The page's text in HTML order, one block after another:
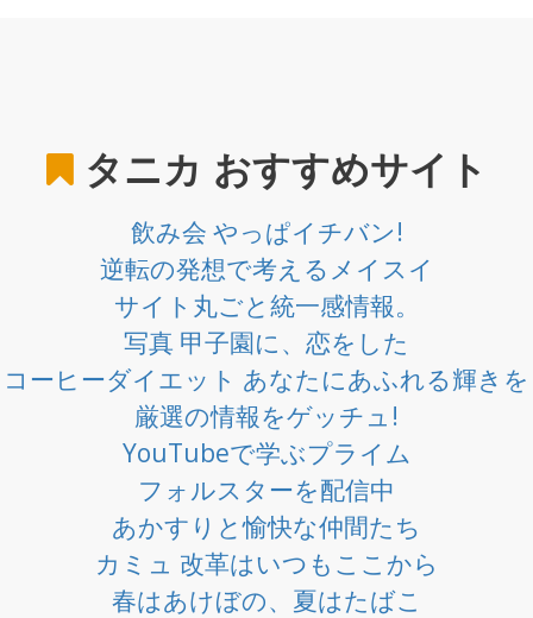
タニカ おすすめサイト
飲み会 やっぱイチバン!
逆転の発想で考えるメイスイ
サイト丸ごと統一感情報。
写真 甲子園に、恋をした
コーヒーダイエット あなたにあふれる輝きを
厳選の情報をゲッチュ!
YouTubeで学ぶプライム
フォルスターを配信中
あかすりと愉快な仲間たち
カミュ 改革はいつもここから
春はあけぼの、夏はたばこ